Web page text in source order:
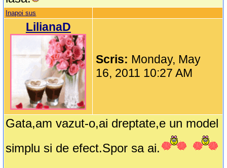
Inapoi sus
LilianaD
Scris: Monday, May
16, 2011 10:27 AM
Gata,am vazut-o,ai dreptate,e un model
simplu si de efect.Spor sa ai.